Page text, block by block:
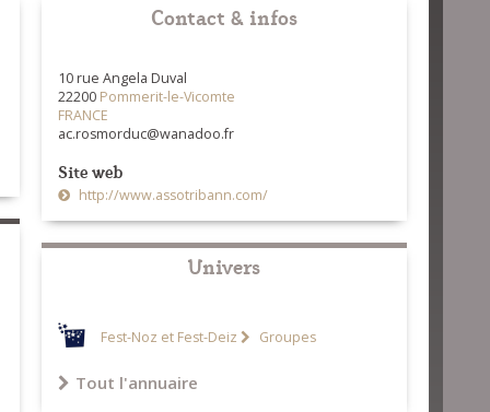
Contact & infos
10 rue Angela Duval
22200 Pommerit-le-Vicomte
FRANCE
ac.rosmorduc@wanadoo.fr
Site web
http://www.assotribann.com/
Univers
Fest-Noz et Fest-Deiz Groupes
Tout l'annuaire